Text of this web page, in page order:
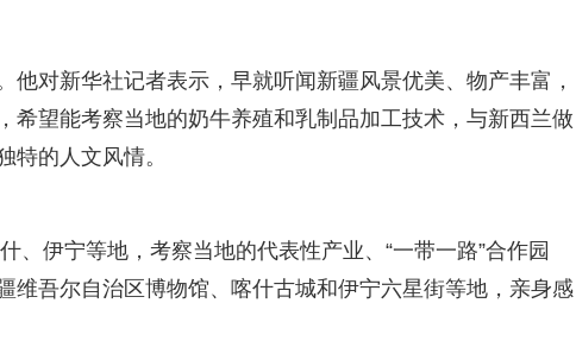
对新华社记者表示，早就听闻新疆风景优美、物产丰富，
希望能考察当地的奶牛养殖和乳制品加工技术，与新西兰做
特的人文风情。
、伊宁等地，考察当地的代表性产业、“一带一路”合作园
维吾尔自治区博物馆、喀什古城和伊宁六星街等地，亲身感